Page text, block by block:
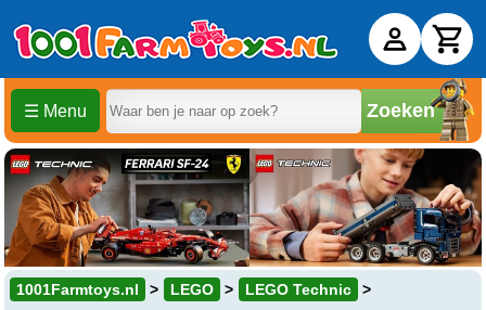
☰ Menu Zoeken
1001Farmtoys.nl LEGO LEGO Technic